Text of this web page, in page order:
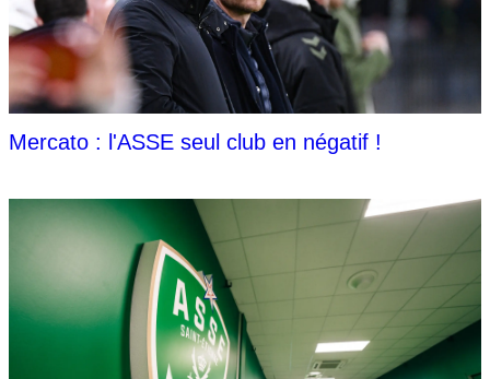
Mercato : l'ASSE seul club en négatif !